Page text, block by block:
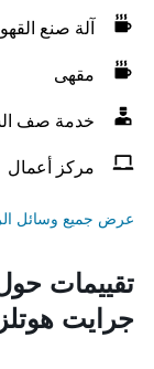
آلة صنع
مقهى
خدمة صف
مركز أعمال
عرض جميع وسائل
تقييمات
جرايت